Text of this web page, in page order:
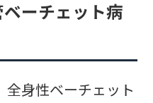
ーチェット病
全身性ベーチェット